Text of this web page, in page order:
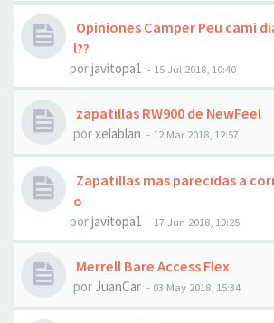
Opiniones Camper Peu cami
l??
porjavitopa1 - 15 Jul 2018, 10:40
zapatillas RW900 de NewFeel
porxelablan - 12 Mar 2018, 12:57
Zapatillas mas parecidas a
o
porjavitopa1 - 17 Jun 2018, 10:25
Merrell Bare Access Flex
por JuanCar - 03 May 2018, 15:34